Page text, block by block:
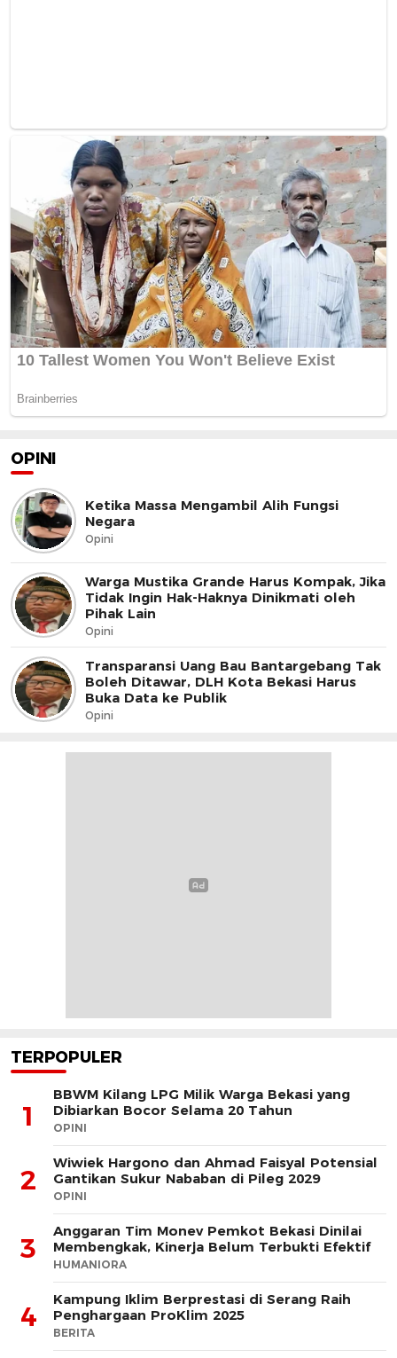
OPINI
Ketika Massa Mengambil Alih Fungsi
Negara
Opini
Warga Mustika Grande Harus Kompak, Jika
Tidak Ingin Hak-Haknya Dinikmati oleh
Pihak Lain
Opini
Transparansi Uang Bau Bantargebang Tak
Boleh Ditawar, DLH Kota Bekasi Harus
Buka Data ke Publik
Opini
TERPOPULER
1
BBWM Kilang LPG Milik Warga Bekasi yang
Dibiarkan Bocor Selama 20 Tahun
OPINI
2
Wiwiek Hargono dan Ahmad Faisyal Potensial
Gantikan Sukur Nababan di Pileg 2029
OPINI
3
Anggaran Tim Monev Pemkot Bekasi Dinilai
Membengkak, Kinerja Belum Terbukti Efektif
HUMANIORA
4
Kampung Iklim Berprestasi di Serang Raih
Penghargaan ProKlim 2025
BERITA